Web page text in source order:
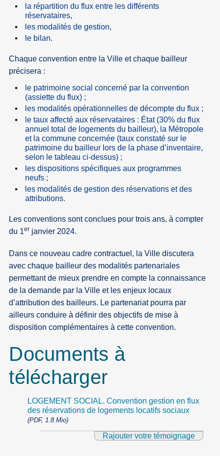
la répartition du flux entre les différents
réservataires,
les modalités de gestion,
le bilan.
Chaque convention entre la Ville et chaque bailleur
précisera :
le patrimoine social concerné par la convention
(assiette du flux) ;
les modalités opérationnelles de décompte du flux ;
le taux affecté aux réservataires : État (30% du flux
annuel total de logements du bailleur), la Métropole
et la commune concernée (taux constaté sur le
patrimoine du bailleur lors de la phase d’inventaire,
selon le tableau ci-dessus) ;
les dispositions spécifiques aux programmes
neufs ;
les modalités de gestion des réservations et des
attributions.
Les conventions sont conclues pour trois ans, à compter
du 1er janvier 2024.
Dans ce nouveau cadre contractuel, la Ville discutera
avec chaque bailleur des modalités partenariales
permettant de mieux prendre en compte la connaissance
de la demande par la Ville et les enjeux locaux
d’attribution des bailleurs. Le partenariat pourra par
ailleurs conduire à définir des objectifs de mise à
disposition complémentaires à cette convention.
Documents à
télécharger
LOGEMENT SOCIAL. Convention gestion en flux
des réservations de logements locatifs sociaux
(PDF, 1.8 Mio)
Rajouter votre témoignage